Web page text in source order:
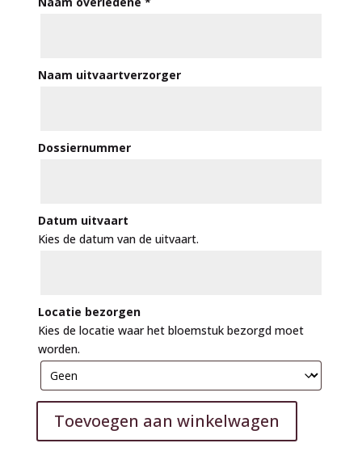
Naam uitvaartverzorger
Dossiernummer
Datum uitvaart
Kies de datum van de uitvaart.
Locatie bezorgen
Kies de locatie waar het bloemstuk bezorgd moet
worden.
Toevoegen aan winkelwagen